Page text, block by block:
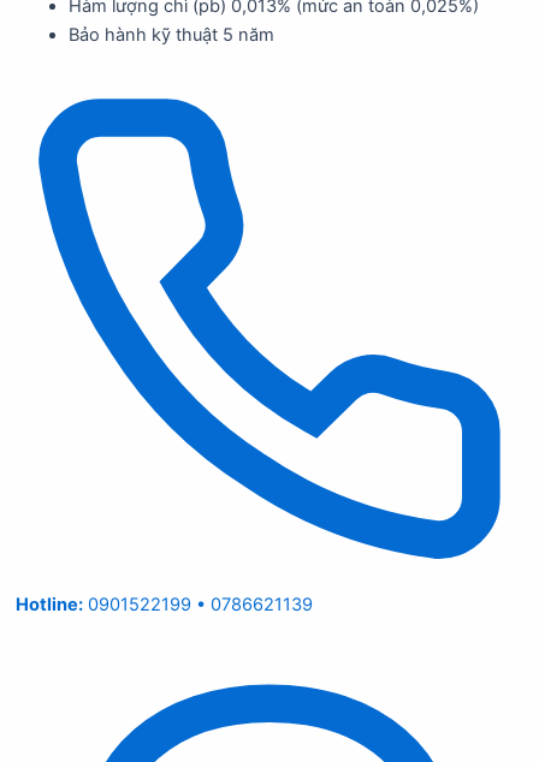
Hàm lượng chì (pb) 0,013% (mức an toàn 0,025%)
Bảo hành kỹ thuật 5 năm
Hotline: 0901522199 • 0786621139